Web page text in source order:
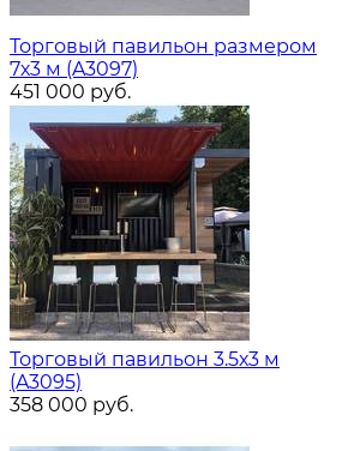
Торговый павильон размером
7х3 м (A3097)
451 000 руб.
Торговый павильон 3.5х3 м
(A3095)
358 000 руб.